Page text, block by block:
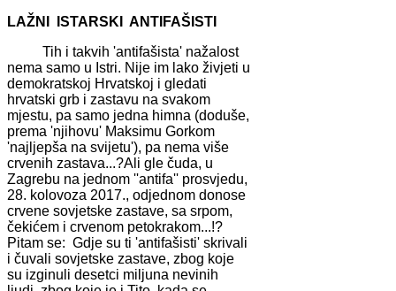
LAŽNI ISTARSKI ANTIFAŠISTI
Tih i takvih 'antifašista' nažalost
nema samo u Istri. Nije im lako živjeti u
demokratskoj Hrvatskoj i gledati
hrvatski grb i zastavu na svakom
mjestu, pa samo jedna himna (doduše,
prema 'njihovu' Maksimu Gorkom
'najljepša na svijetu'), pa nema više
crvenih zastava...?Ali gle čuda, u
Zagrebu na jednom ''antifa'' prosvjedu,
28. kolovoza 2017., odjednom donose
crvene sovjetske zastave, sa srpom,
čekićem i crvenom petokrakom...!?
Pitam se: Gdje su ti 'antifašisti' skrivali
i čuvali sovjetske zastave, zbog koje
su izginuli desetci miljuna nevinih